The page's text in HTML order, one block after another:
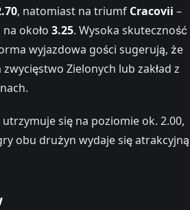
, natomiast na triumf Cracovii –
około 3.25. Wysoka skuteczność
wyjazdowa gości sugerują, że
Zielonych lub zakład z
utrzymuje się na poziomie ok. 2.00,
obu drużyn wydaje się atrakcyjną